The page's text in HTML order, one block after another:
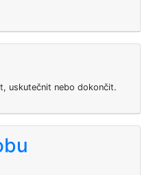
uskutečnit nebo dokončit.